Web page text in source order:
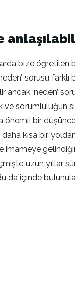
bize
sorusu farklı
ancak ‘neden’
ve sorumluluğun
önemli bir
kısa bir
imameye
uzun yıllar
da içinde